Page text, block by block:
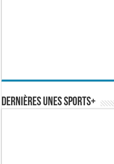
Dernières Unes Sports+